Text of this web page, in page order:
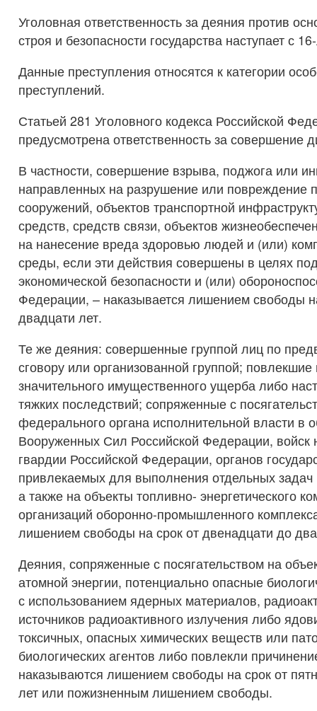
Уголовная ответственность за деяния против
строя и безопасности государства наступает с
Данные преступления относятся к категории
преступлений.
Статьей 281 Уголовного кодекса Российской
предусмотрена ответственность за совершение
В частности, совершение взрыва, поджога или
направленных на разрушение или повреждение
сооружений, объектов транспортной
средств, средств связи, объектов
на нанесение вреда здоровью людей и (или)
среды, если эти действия совершены в целях
экономической безопасности и (или)
Федерации, – наказывается лишением свободы
двадцати лет.
Те же деяния: совершенные группой лиц по
сговору или организованной группой;
значительного имущественного ущерба либо
тяжких последствий; сопряженные с
федерального органа исполнительной власти в
Вооруженных Сил Российской Федерации, войск
гвардии Российской Федерации, органов
привлекаемых для выполнения отдельных
а также на объекты топливно- энергетического
организаций оборонно-промышленного
лишением свободы на срок от двенадцати до
Деяния, сопряженные с посягательством на
атомной энергии, потенциально опасные
с использованием ядерных материалов,
источников радиоактивного излучения либо
токсичных, опасных химических веществ или
биологических агентов либо повлекли
наказываются лишением свободы на срок от
лет или пожизненным лишением свободы.